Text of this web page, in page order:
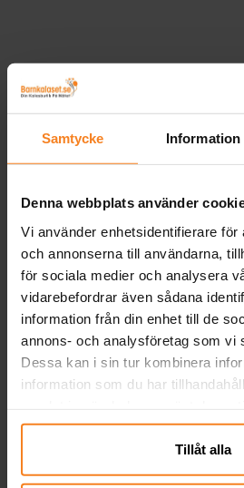
Samtycke Information
Denna webbplats använder
Vi använder enhetsidentifierare för
och annonserna till användarna,
för sociala medier och analysera
vidarebefordrar även sådana
information från din enhet till de
annons- och analysföretag som vi
Dessa kan i sin tur kombinera
information som du har
närsomhelst ändra ditt samtycke.
Tillåt alla